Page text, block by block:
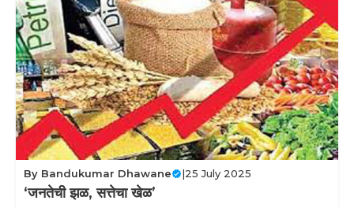
By Bandukumar Dhawane |25 July 2025
‘जनतेची झळ, सत्तेचा खेळ’